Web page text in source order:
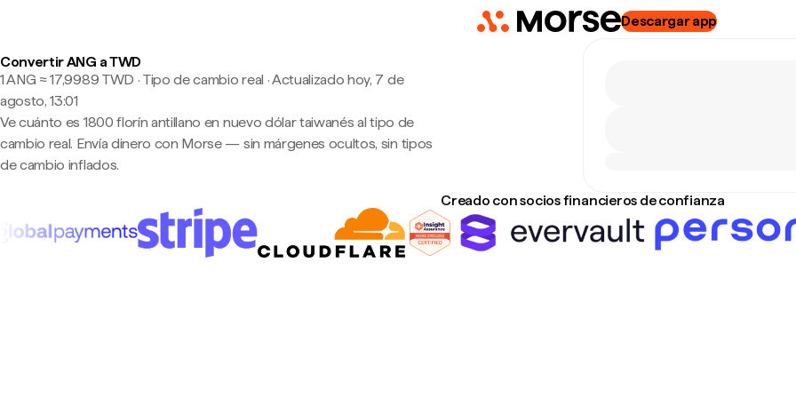
Descargar app
Convertir ANG a TWD
1 ANG ≈ 17,9989 TWD · Tipo de cambio real ·Actualizado hoy, 7 de
agosto, 13:01
Ve cuánto es 1800 florín antillano en nuevo dólar taiwanés al tipo de
cambio real. Envía dinero con Morse — sin márgenes ocultos, sin tipos
de cambio inflados.
Creado con socios financieros de confianza